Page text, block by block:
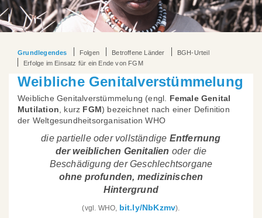
Grundlegendes Folgen Betroffene Länder
BGH-Urteil
Erfolge im Einsatz für ein Ende von FGM
Weibliche Genitalverstümmelung
Weibliche Genitalverstümmelung (engl. Female Genital
Mutilation , kurz FGM) bezeichnet nach einer Definition
der Weltgesundheitsorganisation WHO
die partielle oder vollständige Entfernung
der weiblichen Genitalien oder die
Beschädigung der Geschlechtsorgane
ohne profunden, medizinischen
Hintergrund
(vgl. WHO, bit.ly/NbKzmv).